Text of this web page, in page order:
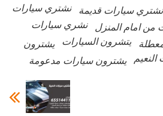
نشتري سيارات قديمة
نشتري سيارات
من امام المنزل
نشري سيارات
يتشرون السيارات
يشترون
يشترون سيارات مدعومة